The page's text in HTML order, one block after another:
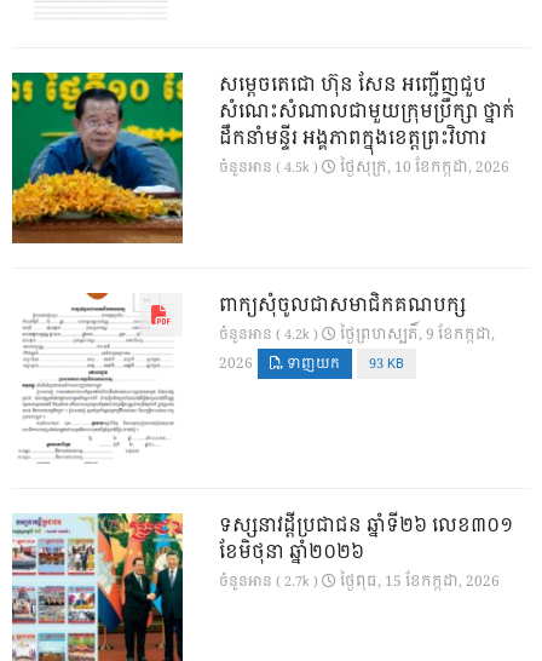
សម្តេចតេជោ ហ៊ុន សែន អញ្ជើញជួប
សំណេះសំណាលជាមួយក្រុមប្រឹក្សា ថ្នាក់
ដឹកនាំមន្ទីរ អង្គភាពក្នុងខេត្តព្រះវិហារ
ចំនួនអាន ( 4.5k ) ថ្ងៃ​សុក្រ, 10 ខែ​កក្កដា, 2026
ពាក្យសុំចូលជាសមាជិកគណបក្ស
ចំនួនអាន ( 4.2k )
ថ្ងៃ​ព្រហស្បតិ៍, 9 ខែ​កក្កដា,
2026
ទាញយក 93 KB
ទស្សនាវដ្ដីប្រជាជន ឆ្នាំទី២៦ លេខ៣០១
ខែមិថុនា ឆ្នាំ២០២៦
ចំនួនអាន ( 2.7k ) ថ្ងៃ​ពុធ, 15 ខែ​កក្កដា, 2026